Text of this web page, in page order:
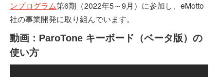
ンプログラム第6期（2022年5～9月）に参加し、eMotto
社の事業開発に取り組んでいます。
動画：ParoTone キーボード（ベータ版）の
使い方